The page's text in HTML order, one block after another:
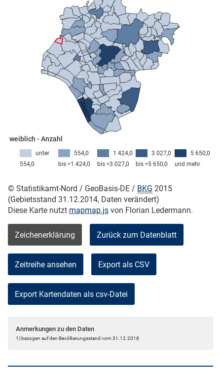
weiblich - Anzahl
5 650,0
und mehr
3 027,0
bis <5 650,0
1 424,0
bis <3 027,0
554,0
bis <1 424,0
unter
554,0
© Statistikamt-Nord / GeoBasis-DE / BKG 2015
(Gebietsstand 31.12.2014, Daten verändert)
Diese Karte nutzt mapmap.js von Florian Ledermann.
Zeichenerklärung Zurück zum Datenblatt
Zeitreihe ansehen Export als CSV
Anmerkungen zu den Daten
1) bezogen auf den Bevölkerungsstand vom 31.12.2018